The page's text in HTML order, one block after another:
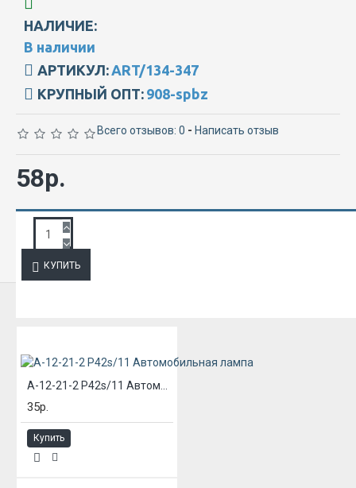
НАЛИЧИЕ:
В наличии
АРТИКУЛ: ART/134-347
КРУПНЫЙ ОПТ: 908-spbz
Всего отзывов: 0 - Написать отзыв
58р.
КУПИТЬ
35р.
Купить